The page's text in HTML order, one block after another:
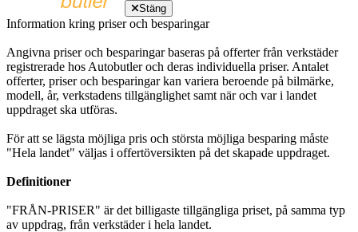
Stäng
Information kring priser och besparingar
Angivna priser och besparingar baseras på offerter från verkstäder
registrerade hos Autobutler och deras individuella priser. Antalet
offerter, priser och besparingar kan variera beroende på bilmärke,
modell, år, verkstadens tillgänglighet samt när och var i landet
uppdraget ska utföras.
För att se lägsta möjliga pris och största möjliga besparing måste
"Hela landet" väljas i offertöversikten på det skapade uppdraget.
Definitioner
"FRÅN-PRISER" är det billigaste tillgängliga priset, på samma typ
av uppdrag, från verkstäder i hela landet.